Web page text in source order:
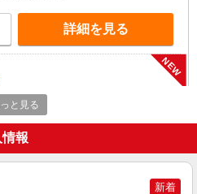
詳細を見る
NEW
数グルホで利用者さんと家事や
払いOK
円〜2250円 ＜日払い有/週払い有/交
ソリン代含む)＞
と見る
報
新着